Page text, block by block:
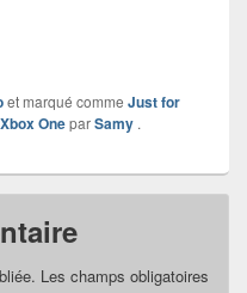
et marqué comme Just for
Xbox OneparSamy .
Les champs obligatoires